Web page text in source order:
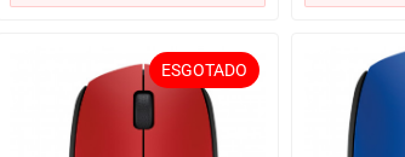
ESGOTADO